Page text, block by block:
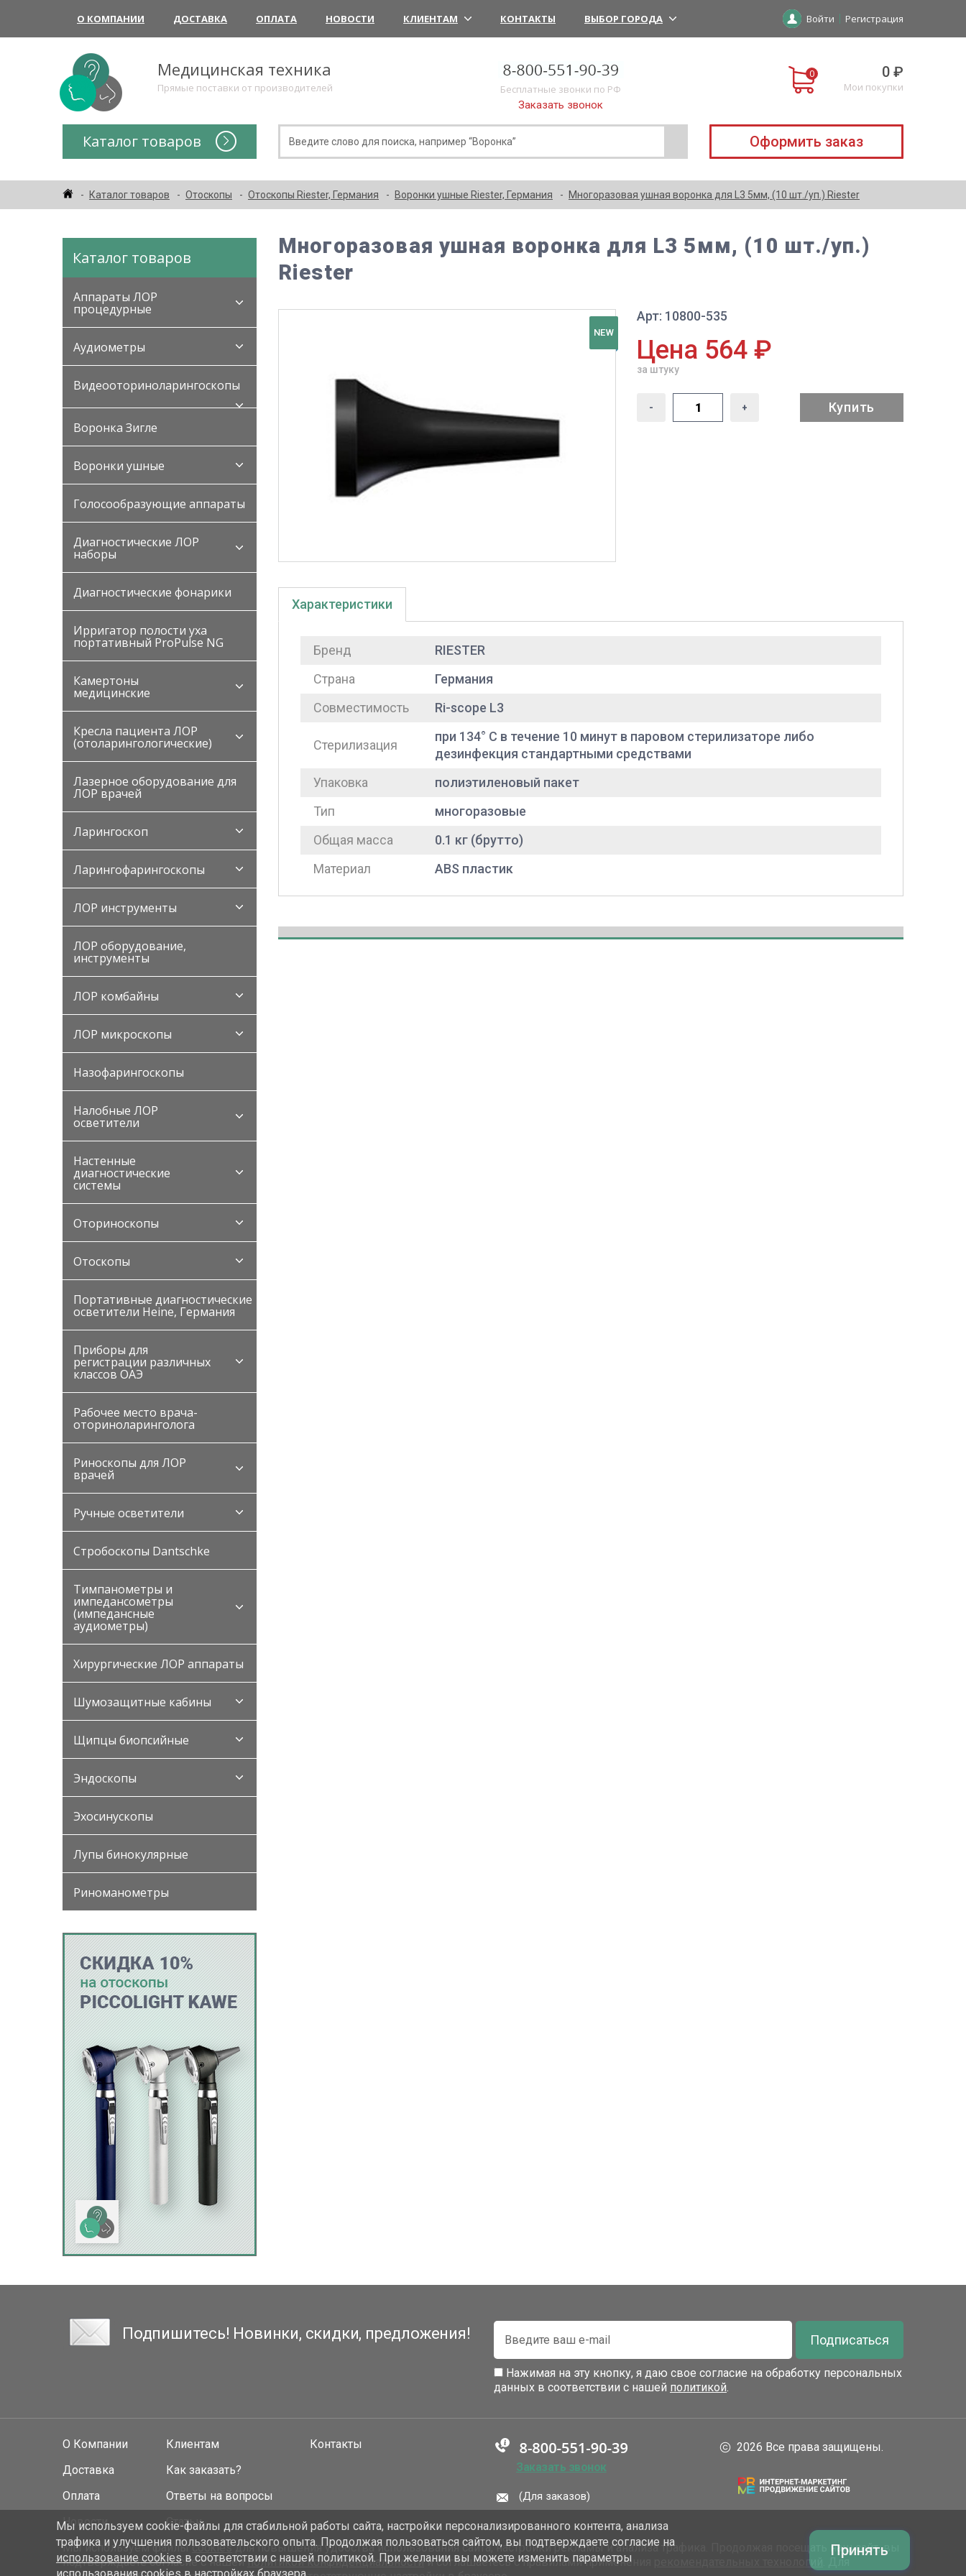
О КОМПАНИИ ДОСТАВКА ОПЛАТА НОВОСТИ КЛИЕНТАМ КОНТАКТЫ ВЫБОР ГОРОДА Войти Регистрация
Медицинская техника
Прямые поставки от производителей
Бесплатные звонки по РФ
Заказать звонок
0 ₽
Мои покупки
Каталог товаров Оформить заказ
Каталог товаров Отоскопы Отоскопы Riester, Германия Воронки ушные Riester, Германия Многоразовая ушная воронка для L3 5мм, (10 шт./уп.) Riester
Каталог товаров
Аппараты ЛОР
процедурные
Аудиометры
Видеооториноларингоскопы
Воронка Зигле
Воронки ушные
Голосообразующие аппараты
Диагностические ЛОР
наборы
Диагностические фонарики
Ирригатор полости уха
портативный ProPulse NG
Камертоны
медицинские
Кресла пациента ЛОР
(отоларингологические)
Лазерное оборудование для
ЛОР врачей
Ларингоскоп
Ларингофарингоскопы
ЛОР инструменты
ЛОР оборудование,
инструменты
ЛОР комбайны
ЛОР микроскопы
Назофарингоскопы
Налобные ЛОР
осветители
Настенные
диагностические
системы
Оториноскопы
Отоскопы
Портативные диагностические
осветители Heine, Германия
Приборы для
регистрации различных
классов ОАЭ
Рабочее место врача-
оториноларинголога
Риноскопы для ЛОР
врачей
Ручные осветители
Стробоскопы Dantschke
Тимпанометры и
импедансометры
(импедансные
аудиометры)
Хирургические ЛОР аппараты
Шумозащитные кабины
Щипцы биопсийные
Эндоскопы
Эхосинускопы
Лупы бинокулярные
Риноманометры
Многоразовая ушная воронка для L3 5мм, (10 шт./уп.)
Riester
NEW
Арт: 10800-535
Цена 564 ₽
за штуку
- + Купить
Характеристики
Бренд
RIESTER
Страна
Германия
Совместимость
Ri-scope L3
Стерилизация
при 134° C в течение 10 минут в паровом стерилизаторе либо
дезинфекция стандартными средствами
Упаковка
полиэтиленовый пакет
Тип
многоразовые
Общая масса
0.1 кг (брутто)
Материал
ABS пластик
Подпишитесь! Новинки, скидки, предложения! Подписаться
Нажимая на эту кнопку, я даю свое согласие на обработку персональных
данных в соответствии с нашей политикой.
О Компании
Доставка
Оплата
Новости
Клиентам
Как заказать?
Ответы на вопросы
Статьи
Контакты
Заказать звонок
(Для заказов)
2026 Все права защищены.
Мы используем файлыcookiesдля повышения удобства использования сайта, настройки рекламы и анализа трафика. Продолжая посещать наш сайт, вы
подтверждаете согласие с нашей политикой конфиденциальностии соглашаетесь с правилами применения рекомендательных технологий
. Для
Мы используем cookie-файлы для стабильной работы сайта, настройки персонализированного контента, анализа
трафика и улучшения пользовательского опыта. Продолжая пользоваться сайтом, вы подтверждаете согласие на
использование cookies в соответствии с нашей политикой. При желании вы можете изменить параметры
Принять